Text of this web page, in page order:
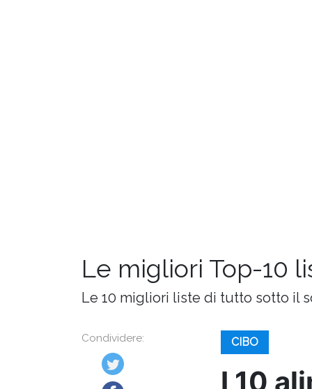
Le migliori Top-10
Le 10 migliori liste di tutto sotto il
Condividere: CIBO
I 10